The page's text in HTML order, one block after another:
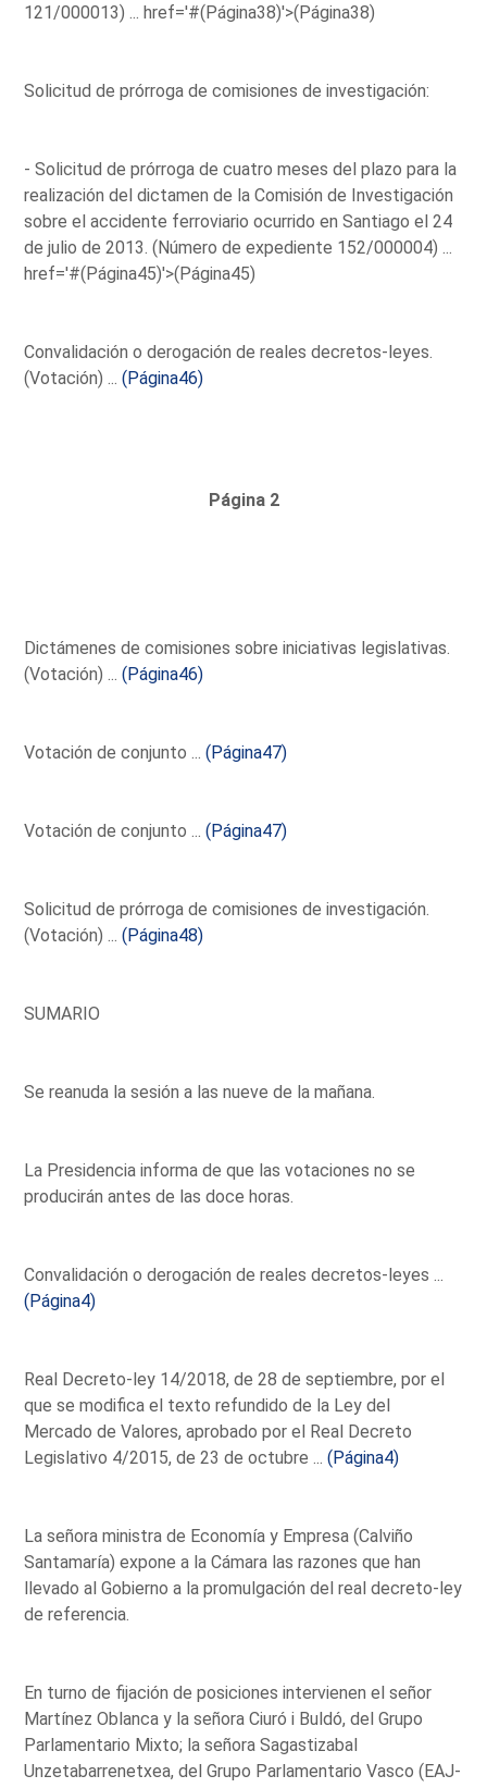
121/000013) ...href='#(Página38)'>(Página38)
Solicitud de prórroga de comisiones de investigación:
- Solicitud de prórroga de cuatro meses del plazo para la
realización del dictamen de la Comisión de Investigación
sobre el accidente ferroviario ocurrido en Santiago el 24
de julio de 2013. (Número de expediente 152/000004) ...
href='#(Página45)'>(Página45)
Convalidación o derogación de reales decretos-leyes.
(Votación) ...(Página46)
Página 2
Dictámenes de comisiones sobre iniciativas legislativas.
(Votación) ...(Página46)
Votación de conjunto ...(Página47)
Votación de conjunto ...(Página47)
Solicitud de prórroga de comisiones de investigación.
(Votación) ...(Página48)
SUMARIO
Se reanuda la sesión a las nueve de la mañana.
La Presidencia informa de que las votaciones no se
producirán antes de las doce horas.
Convalidación o derogación de reales decretos-leyes ...
(Página4)
Real Decreto-ley 14/2018, de 28 de septiembre, por el
que se modifica el texto refundido de la Ley del
Mercado de Valores, aprobado por el Real Decreto
Legislativo 4/2015, de 23 de octubre ...(Página4)
La señora ministra de Economía y Empresa (Calviño
Santamaría) expone a la Cámara las razones que han
llevado al Gobierno a la promulgación del real decreto-ley
de referencia.
En turno de fijación de posiciones intervienen el señor
Martínez Oblanca y la señora Ciuró i Buldó, del Grupo
Parlamentario Mixto; la señora Sagastizabal
Unzetabarrenetxea, del Grupo Parlamentario Vasco (EAJ-